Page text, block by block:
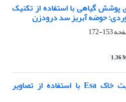
گیاهی با استفاده از تکنیک
حوضه آبریز سد درودزن
153-172
1.36
ریزمقیاس سازی داده رطوبت خاک Esa با استفاده از تصاویر